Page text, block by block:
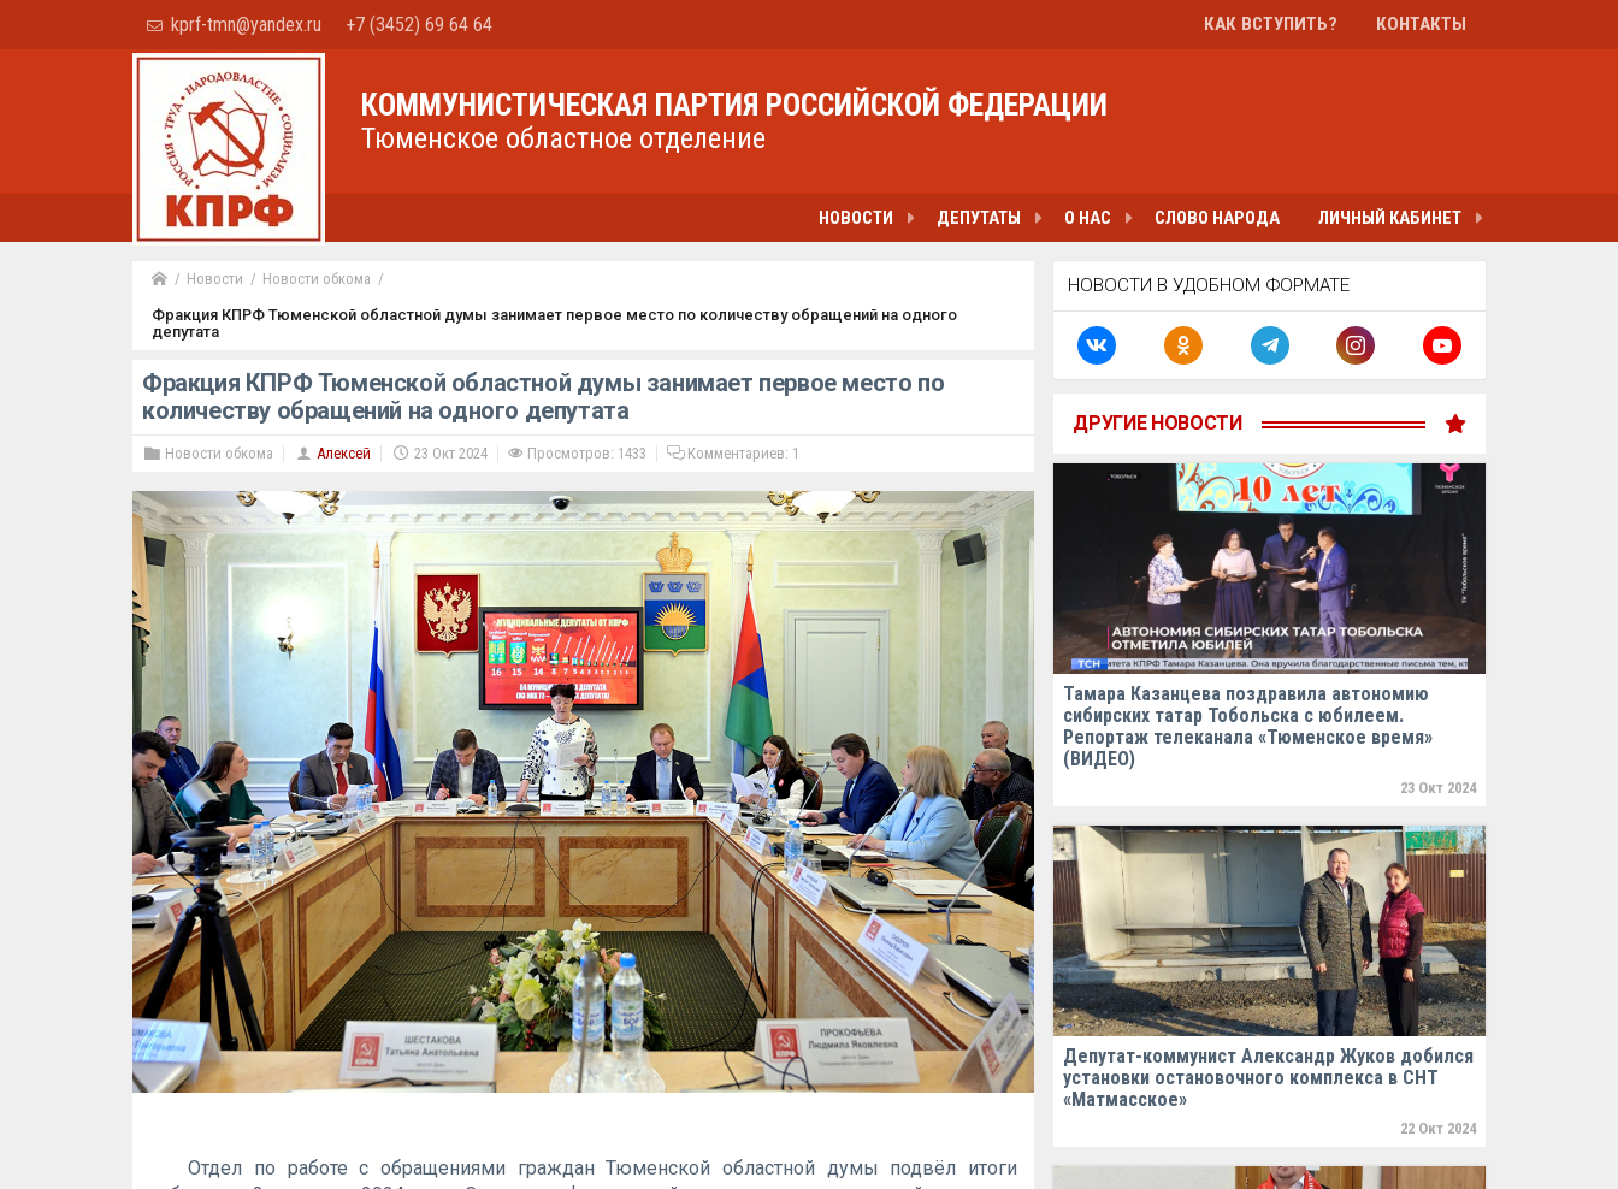
kprf-tmn@yandex.ru +7 (3452) 69 64 64 КАК ВСТУПИТЬ? КОНТАКТЫ
КОММУНИСТИЧЕСКАЯ ПАРТИЯ РОССИЙСКОЙ ФЕДЕРАЦИИ
Тюменское областное отделение
НОВОСТИ ДЕПУТАТЫ О НАС СЛОВО НАРОДА ЛИЧНЫЙ КАБИНЕТ
Новости
Новости обкома
Фракция КПРФ Тюменской областной думы занимает первое место по количеству обращений на одного
депутата
Фракция КПРФ Тюменской областной думы занимает первое место по
количеству обращений на одного депутата
Новости обкома Алексей 23 Окт 2024 Просмотров: 1433 Комментариев: 1
Отдел по работе с обращениями граждан Тюменской областной думы подвёл итоги
НОВОСТИ В УДОБНОМ ФОРМАТЕ
ДРУГИЕ НОВОСТИ
Тамара Казанцева поздравила автономию
сибирских татар Тобольска с юбилеем.
Репортаж телеканала «Тюменское время»
(ВИДЕО)
23 Окт 2024
Депутат-коммунист Александр Жуков добился
установки остановочного комплекса в СНТ
«Матмасское»
22 Окт 2024